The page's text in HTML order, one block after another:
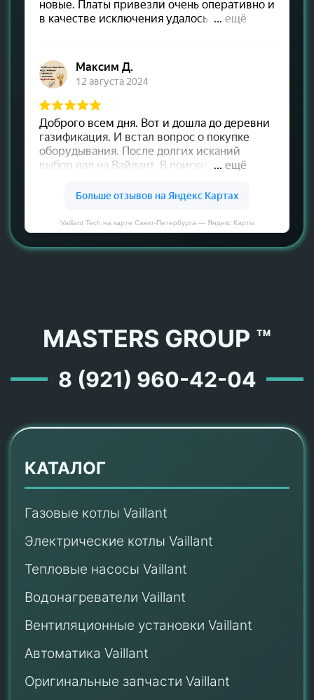
Vaillant Tech на карте Санкт‑Петербурга — Яндекс Карты
MASTERS GROUP ™
8 (921) 960-42-04
КАТАЛОГ
Газовые котлы Vaillant
Электрические котлы Vaillant
Тепловые насосы Vaillant
Водонагреватели Vaillant
Вентиляционные установки Vaillant
Автоматика Vaillant
Оригинальные запчасти Vaillant